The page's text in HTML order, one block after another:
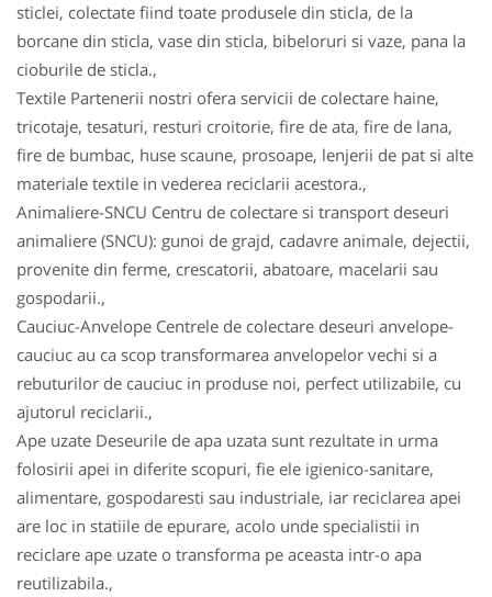
sticlei, colectate fiind toate produsele din sticla, de la
borcane din sticla, vase din sticla, bibeloruri si vaze, pana la
cioburile de sticla.,
Textile Partenerii nostri ofera servicii de colectare haine,
tricotaje, tesaturi, resturi croitorie, fire de ata, fire de lana,
fire de bumbac, huse scaune, prosoape, lenjerii de pat si alte
materiale textile in vederea reciclarii acestora.,
Animaliere-SNCU Centru de colectare si transport deseuri
animaliere (SNCU): gunoi de grajd, cadavre animale, dejectii,
provenite din ferme, crescatorii, abatoare, macelarii sau
gospodarii.,
Cauciuc-Anvelope Centrele de colectare deseuri anvelope-
cauciuc au ca scop transformarea anvelopelor vechi si a
rebuturilor de cauciuc in produse noi, perfect utilizabile, cu
ajutorul reciclarii.,
Ape uzate Deseurile de apa uzata sunt rezultate in urma
folosirii apei in diferite scopuri, fie ele igienico-sanitare,
alimentare, gospodaresti sau industriale, iar reciclarea apei
are loc in statiile de epurare, acolo unde specialistii in
reciclare ape uzate o transforma pe aceasta intr-o apa
reutilizabila.,